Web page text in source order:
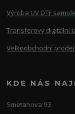
Výroba UV DTF
Transferový digitální
Velkoobchodní prodej
KDE NÁS
Smetanova 93